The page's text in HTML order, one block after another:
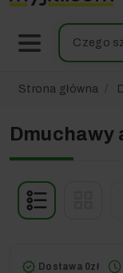
Strona główna
Dmuchawy
Dostawa 0zł